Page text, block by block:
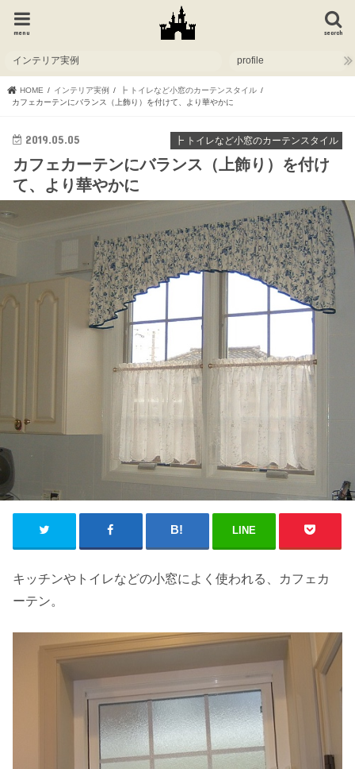
search
menu
インテリア実例 profile
HOME インテリア実例
┣ トイレなど小窓のカーテンスタイル
カフェカーテンにバランス（上飾り）を付けて、より華やかに
┣ トイレなど小窓のカーテンスタイル
2019.05.05
カフェカーテンにバランス（上飾り）を付け
て、より華やかに
LINE
キッチンやトイレなどの小窓によく使われる、カフェカ
ーテン。